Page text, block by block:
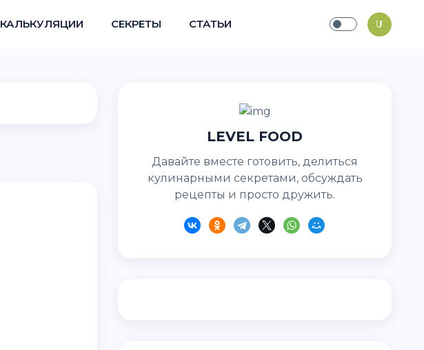
КАЛЬКУЛЯЦИИ СЕКРЕТЫ СТАТЬИ
LEVEL FOOD
Давайте вместе готовить, делиться
кулинарными секретами, обсуждать
рецепты и просто дружить.